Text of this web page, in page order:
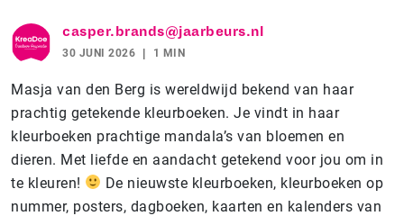
casper.brands@jaarbeurs.nl
30 JUNI 2026 1 MIN
Masja van den Berg is wereldwijd bekend van haar
prachtig getekende kleurboeken. Je vindt in haar
kleurboeken prachtige mandala’s van bloemen en
dieren. Met liefde en aandacht getekend voor jou om in
te kleuren!
De nieuwste kleurboeken, kleurboeken op
nummer, posters, dagboeken, kaarten en kalenders van